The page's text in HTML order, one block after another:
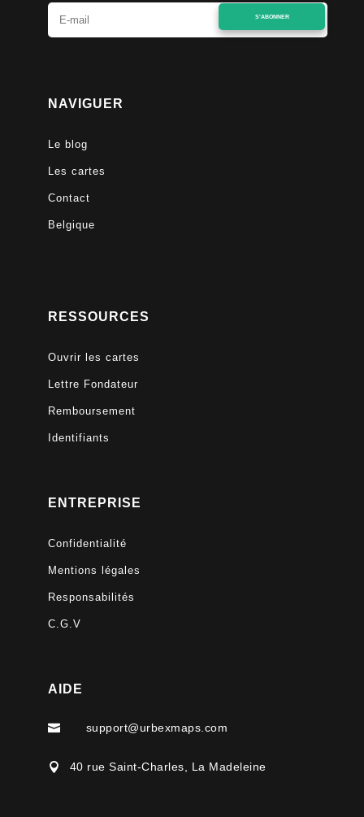
S'ABONNER
NAVIGUER
Le blog
Les cartes
Contact
Belgique
RESSOURCES
Ouvrir les cartes
Lettre Fondateur
Remboursement
Identifiants
ENTREPRISE
Confidentialité
Mentions légales
Responsabilités
C.G.V
AIDE
 support@urbexmaps.com
 40 rue Saint-Charles, La Madeleine